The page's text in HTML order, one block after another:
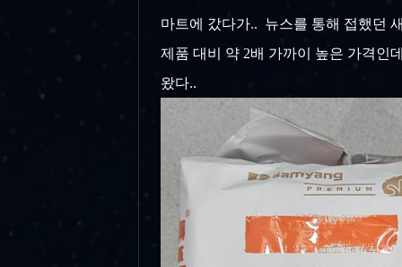
마트에 갔다가.. 뉴스를 통해 접했던
제품 대비 약 2배 가까이 높은 가격인
왔다..